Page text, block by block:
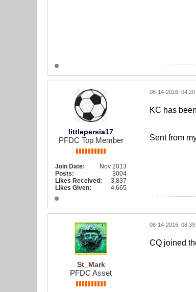
littlepersia17
PFDC Top Member
Join Date:
Nov 2013
Posts:
3004
Likes Received:
3,837
Likes Given:
4,665
08-14-2016, 04:20
KC has
Sent from
St_Mark
PFDC Asset
08-14-2016, 08:39
CQ joined